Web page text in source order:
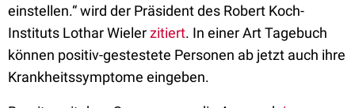
einstellen.“ wird der Präsident des Robert Koch-
Instituts Lothar Wielerzitiert. In einer Art Tagebuch
können positiv-gestestete Personen ab jetzt auch ihre
Krankheitssymptome eingeben.